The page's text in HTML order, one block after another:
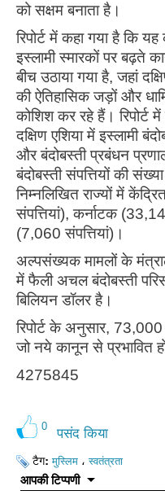
को सक्षम बनाता है।
रिपोर्ट में कहा गया है कि
इस्लामी स्मारकों पर बढ़ते
बीच उठाया गया है, जहां
की ऐतिहासिक जड़ों और
कोशिश कर रहे हैं। रिपोर्ट
दक्षिण एशिया में इस्लामी
और बंदोबस्ती प्रबंधन
बंदोबस्ती संपत्तियों की
निम्नलिखित राज्यों में
संपत्तियां), कर्नाटक
(7,060 संपत्तियां)।
अल्पसंख्यक मामलों के
में फैली अचल बंदोबस्ती
बिलियन डॉलर है।
रिपोर्ट के अनुसार,
जो नये कानून से प्रभावित
4275845
0 पसंद किया
टैग:मुस्लिम ،स्वतंत्रता
आपकी टिप्पणी